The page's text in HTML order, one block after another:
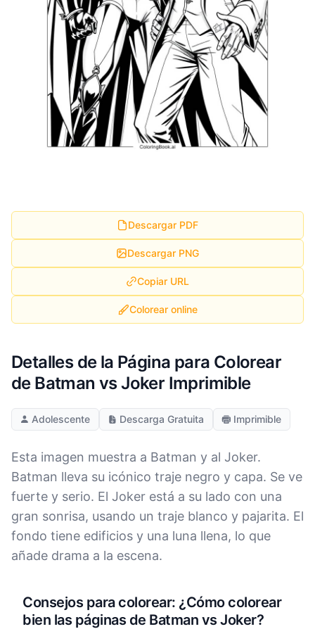
Descargar PDF
Descargar PNG
Copiar URL
Colorear online
Detalles de la Página para Colorear
de Batman vs Joker Imprimible
Adolescente Descarga Gratuita Imprimible
Esta imagen muestra a Batman y al Joker.
Batman lleva su icónico traje negro y capa. Se ve
fuerte y serio. El Joker está a su lado con una
gran sonrisa, usando un traje blanco y pajarita. El
fondo tiene edificios y una luna llena, lo que
añade drama a la escena.
Consejos para colorear: ¿Cómo colorear
bien las páginas de Batman vs Joker?